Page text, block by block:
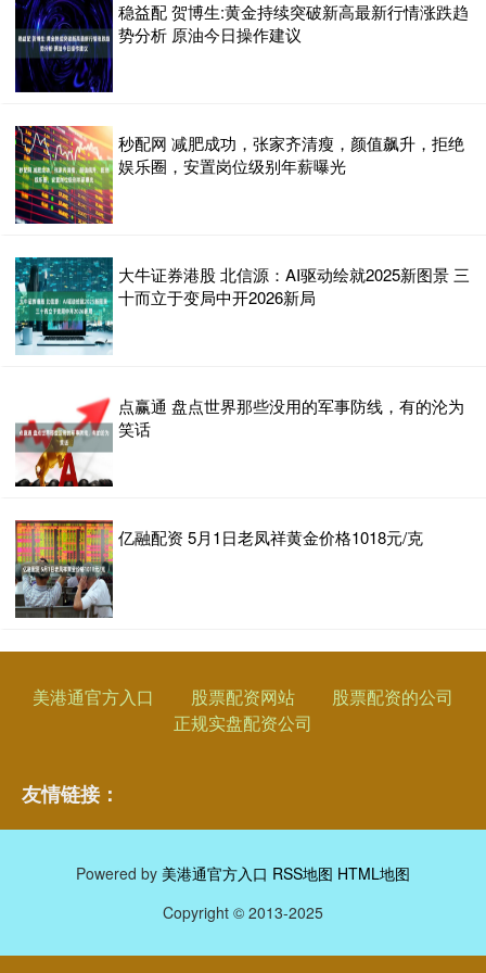
稳益配 贺博生:黄金持续突破新高最新行情涨跌趋
势分析 原油今日操作建议
秒配网 减肥成功，张家齐清瘦，颜值飙升，拒绝
娱乐圈，安置岗位级别年薪曝光
大牛证券港股 北信源：AI驱动绘就2025新图景 三
十而立于变局中开2026新局
点赢通 盘点世界那些没用的军事防线，有的沦为
笑话
亿融配资 5月1日老凤祥黄金价格1018元/克
美港通官方入口 股票配资网站
股票配资的公司
正规实盘配资公司
友情链接：
Powered by 美港通官方入口 RSS地图 HTML地图
Copyright © 2013-2025